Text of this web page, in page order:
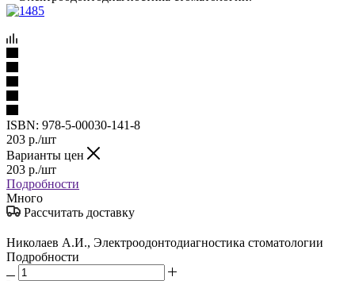
ISBN: 978-5-00030-141-8
203 р./шт
Варианты цен
203 р./шт
Подробности
Много
Рассчитать доставку
Николаев А.И., Электроодонтодиагностика стоматологии
Подробности